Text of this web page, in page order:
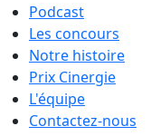
Podcast
Les concours
Notre histoire
Prix Cinergie
L'équipe
Contactez-nous